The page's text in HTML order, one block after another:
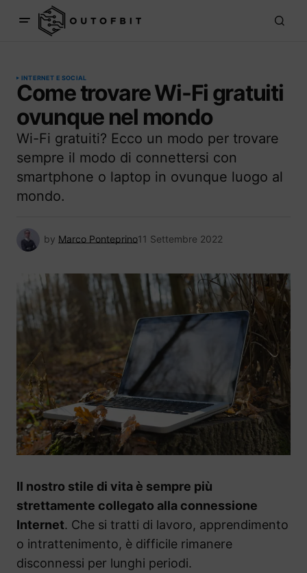
INTERNET E SOCIAL
Come trovare Wi-Fi gratuiti
ovunque nel mondo
Wi-Fi gratuiti? Ecco un modo per trovare
sempre il modo di connettersi con
smartphone o laptop in ovunque luogo al
mondo.
by Marco Ponteprino11 Settembre 2022
Il nostro stile di vita è sempre più
strettamente collegato alla connessione
Internet. Che si tratti di lavoro, apprendimento
o intrattenimento, è difficile rimanere
disconnessi per lunghi periodi.